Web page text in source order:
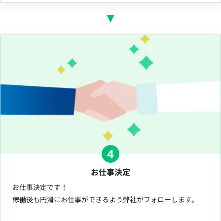
4
お仕事決定
お仕事決定です！
稼働後も円滑にお仕事ができるよう弊社がフォローします。